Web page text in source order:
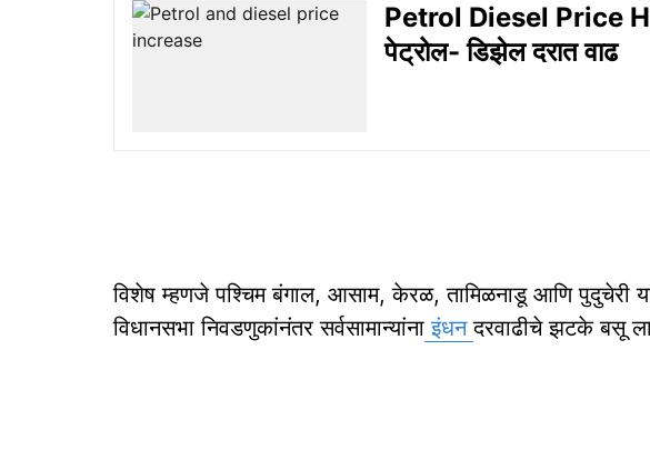
Petrol Diesel Price
पेट्रोल- डिझेल दरात वाढ
विशेष म्हणजे पश्चिम बंगाल, आसाम, केरळ, तामिळनाडू आणि पुदुचेरी
विधानसभा निवडणुकांनंतर सर्वसामान्यांना इंधनदरवाढीचे झटके बसू